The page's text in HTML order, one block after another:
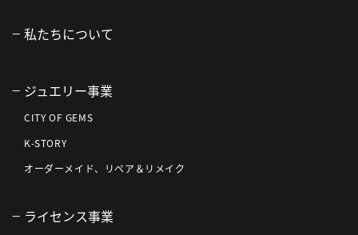
私たちについて
ジュエリー事業
CITY OF GEMS
K-STORY
オーダーメイド、リペア＆リメイク
ライセンス事業